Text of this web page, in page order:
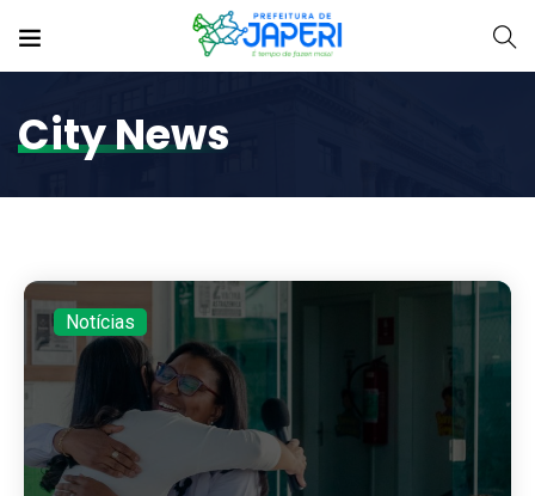
City News
Notícias